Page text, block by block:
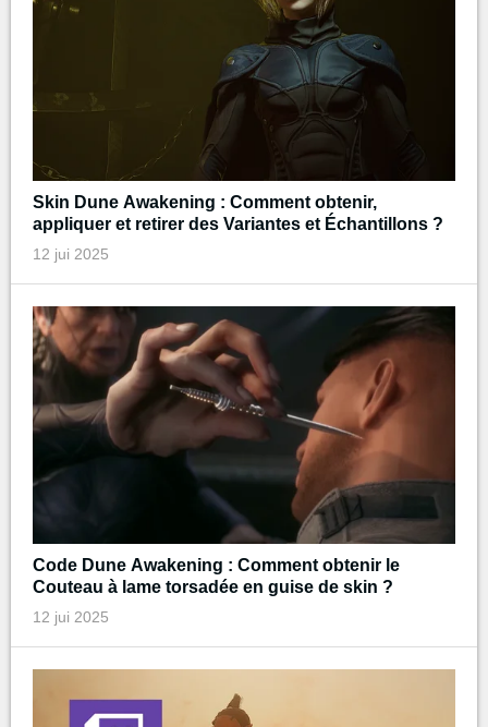
Skin Dune Awakening : Comment obtenir,
appliquer et retirer des Variantes et Échantillons ?
12 jui 2025
Code Dune Awakening : Comment obtenir le
Couteau à lame torsadée en guise de skin ?
12 jui 2025